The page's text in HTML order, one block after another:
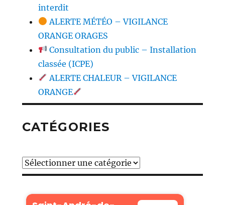
interdit
ALERTE MÉTÉO – VIGILANCE
ORANGE ORAGES
Consultation du public – Installation
classée (ICPE)
ALERTE CHALEUR – VIGILANCE
ORANGE
CATÉGORIES
Catégories